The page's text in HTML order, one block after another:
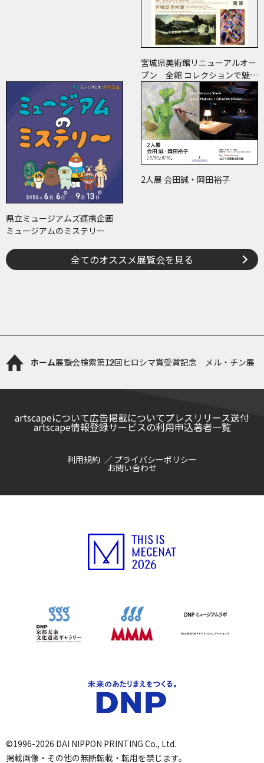
宮城県美術館リニューアルオー
プン 全館 コレクションで魅せ
ます 美術の時代
県立ミュージアムズ連携企画
ミュージアムのミステリー
2人展 会田誠・岡田裕子
全てのオススメ展覧会を見る
ホーム展覧会検索第12回ヒロシマ賞受賞記念 メル・チン展
artscapeについて広告掲載についてプレスリリース送付
artscape情報登録サービスの利用申込著者一覧
利用規約 プライバシーポリシー
お問い合わせ
©1996-2026 DAI NIPPON PRINTING Co., Ltd.
掲載画像・その他の無断転載・転用を禁じます。